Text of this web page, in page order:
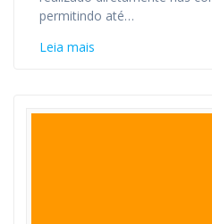
permitindo até…
Leia mais